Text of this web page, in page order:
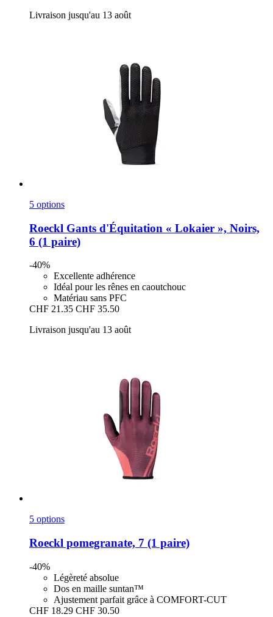
Livraison jusqu'au 13 août
5 options
Roeckl Gants d'Équitation « Lokaier », Noirs,
6 (1 paire)
-40%
Excellente adhérence
Idéal pour les rênes en caoutchouc
Matériau sans PFC
CHF 21.35 CHF 35.50
Livraison jusqu'au 13 août
5 options
Roeckl pomegranate, 7 (1 paire)
-40%
Légèreté absolue
Dos en maille suntan™
Ajustement parfait grâce à COMFORT-CUT
CHF 18.29 CHF 30.50